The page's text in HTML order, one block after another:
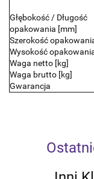
Głębokość / Długość
opakowania [mm]
Szerokość
Wysokość
Waga netto [kg]
Waga brutto [kg]
Gwarancja